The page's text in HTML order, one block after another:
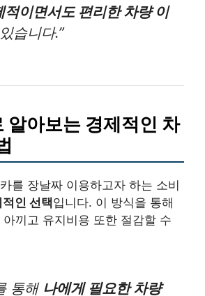
적이면서도 편리한 차량 이
습니다.”
알아보는 경제적인 차
를 장날짜 이용하고자 하는 소비
인 선택입니다. 이 방식을 통해
끼고 유지비용 또한 절감할 수
통해 나에게 필요한 차량